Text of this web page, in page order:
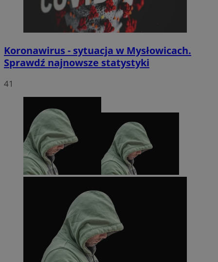
Koronawirus - sytuacja w Mysłowicach.
Sprawdź najnowsze statystyki
41